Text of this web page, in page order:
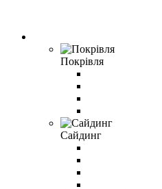
Покрівля
Сайдинг